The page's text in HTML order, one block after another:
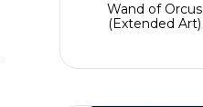
Wand of Orcus
(Extended Art)